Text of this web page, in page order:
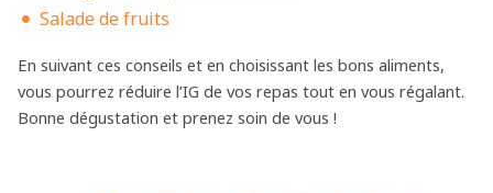
Salade de fruits
En suivant ces conseils et en choisissant les bons aliments,
vous pourrez réduire l’IG de vos repas tout en vous régalant.
Bonne dégustation et prenez soin de vous !